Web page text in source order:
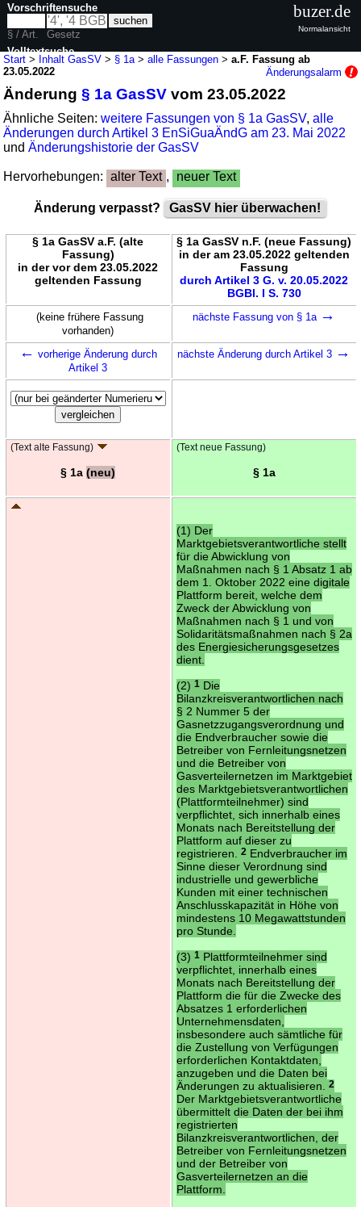
Start > Inhalt GasSV > § 1a >alle Fassungen >a.F. Fassung ab
23.05.2022
Änderungsalarm
Änderung§ 1a GasSV vom 23.05.2022
Ähnliche Seiten:weitere Fassungen von § 1a GasSV,alle
Änderungen durch Artikel 3 EnSiGuaÄndG am 23. Mai 2022
undÄnderungshistorie der GasSV
Hervorhebungen: alter Text , neuer Text
Änderung verpasst? GasSV hier überwachen!
§ 1a GasSV a.F. (alte
Fassung)
in der vor dem 23.05.2022
geltenden Fassung
§ 1a GasSV n.F. (neue Fassung)
in der am 23.05.2022 geltenden
Fassung
durch Artikel 3 G. v. 20.05.2022
BGBl. I S. 730
(keine frühere Fassung
vorhanden)
nächste Fassung von § 1a →
← vorherige Änderung durch
Artikel 3
nächste Änderung durch Artikel 3 →
(Text alte Fassung)
§ 1a (neu)
(Text neue Fassung)
§ 1a
(1) Der
Marktgebietsverantwortliche stellt
für die Abwicklung von
Maßnahmen nach § 1 Absatz 1 ab
dem 1. Oktober 2022 eine digitale
Plattform bereit, welche dem
Zweck der Abwicklung von
Maßnahmen nach § 1 und von
Solidaritätsmaßnahmen nach § 2a
des Energiesicherungsgesetzes
dient.
(2) 1Die
Bilanzkreisverantwortlichen nach
§ 2 Nummer 5 der
Gasnetzzugangsverordnung und
die Endverbraucher sowie die
Betreiber von Fernleitungsnetzen
und die Betreiber von
Gasverteilernetzen im Marktgebiet
des Marktgebietsverantwortlichen
(Plattformteilnehmer) sind
verpflichtet, sich innerhalb eines
Monats nach Bereitstellung der
Plattform auf dieser zu
registrieren.
2Endverbraucher im
Sinne dieser Verordnung sind
industrielle und gewerbliche
Kunden mit einer technischen
Anschlusskapazität in Höhe von
mindestens 10 Megawattstunden
pro Stunde.
(3) 1Plattformteilnehmer sind
verpflichtet, innerhalb eines
Monats nach Bereitstellung der
Plattform die für die Zwecke des
Absatzes 1 erforderlichen
Unternehmensdaten,
insbesondere auch sämtliche für
die Zustellung von Verfügungen
erforderlichen Kontaktdaten,
anzugeben und die Daten bei
Änderungen zu aktualisieren.
2
Der Marktgebietsverantwortliche
übermittelt die Daten der bei ihm
registrierten
Bilanzkreisverantwortlichen, der
Betreiber von Fernleitungsnetzen
und der Betreiber von
Gasverteilernetzen an die
Plattform.
Vorschriftensuche
§ / Art.
Gesetz
Volltextsuche
buzer.de
Normalansicht